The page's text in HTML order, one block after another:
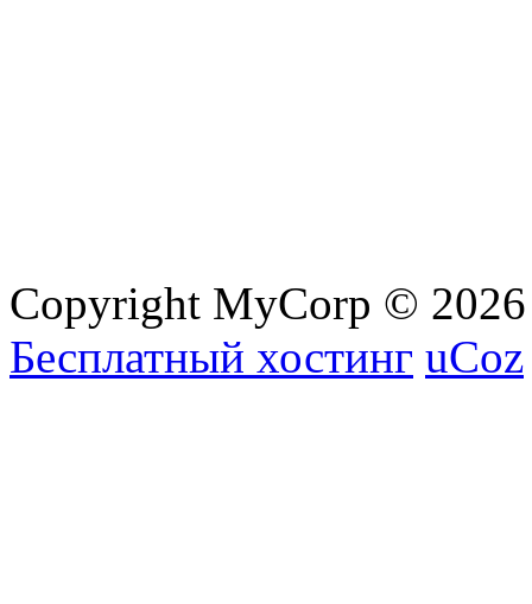
Copyright MyCorp © 2026
Бесплатный хостинг uCoz